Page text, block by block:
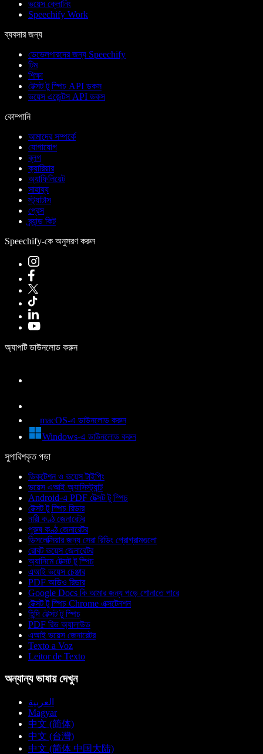
ভয়েস ক্লোনিং
Speechify Work
ব্যবসার জন্য
ডেভেলপারদের জন্য Speechify
টিম
শিক্ষা
টেক্সট টু স্পিচ API ডকস
ভয়েস এজেন্টস API ডকস
কোম্পানি
আমাদের সম্পর্কে
যোগাযোগ
ব্লগ
ক্যারিয়ার
অ্যাফিলিয়েট
সাহায্য
স্ট্যাটাস
প্রেস
ব্র্যান্ড কিট
Speechify-কে অনুসরণ করুন
অ্যাপটি ডাউনলোড করুন
macOS-এ ডাউনলোড করুন
Windows-এ ডাউনলোড করুন
সুপারিশকৃত পড়া
ডিকটেশন ও ভয়েস টাইপিং
ভয়েস এআই অ্যাসিস্ট্যান্ট
Android-এ PDF টেক্সট টু স্পিচ
টেক্সট টু স্পিচ রিডার
নারী কণ্ঠ জেনারেটর
পুরুষ কণ্ঠ জেনারেটর
ডিসলেক্সিয়ার জন্য সেরা রিডিং প্রোগ্রামগুলো
রোবট ভয়েস জেনারেটর
অ্যানিমে টেক্সট টু স্পিচ
এআই ভয়েস চেঞ্জার
PDF অডিও রিডার
Google Docs কি আমার জন্য পড়ে শোনাতে পারে
টেক্সট টু স্পিচ Chrome এক্সটেনশন
হিন্দি টেক্সট টু স্পিচ
PDF রিড অ্যালাউড
এআই ভয়েস জেনারেটর
Texto a Voz
Leitor de Texto
অন্যান্য ভাষায় দেখুন
العربية
Magyar
中文 (简体)
中文 (台灣)
中文 (简体 中国大陆)